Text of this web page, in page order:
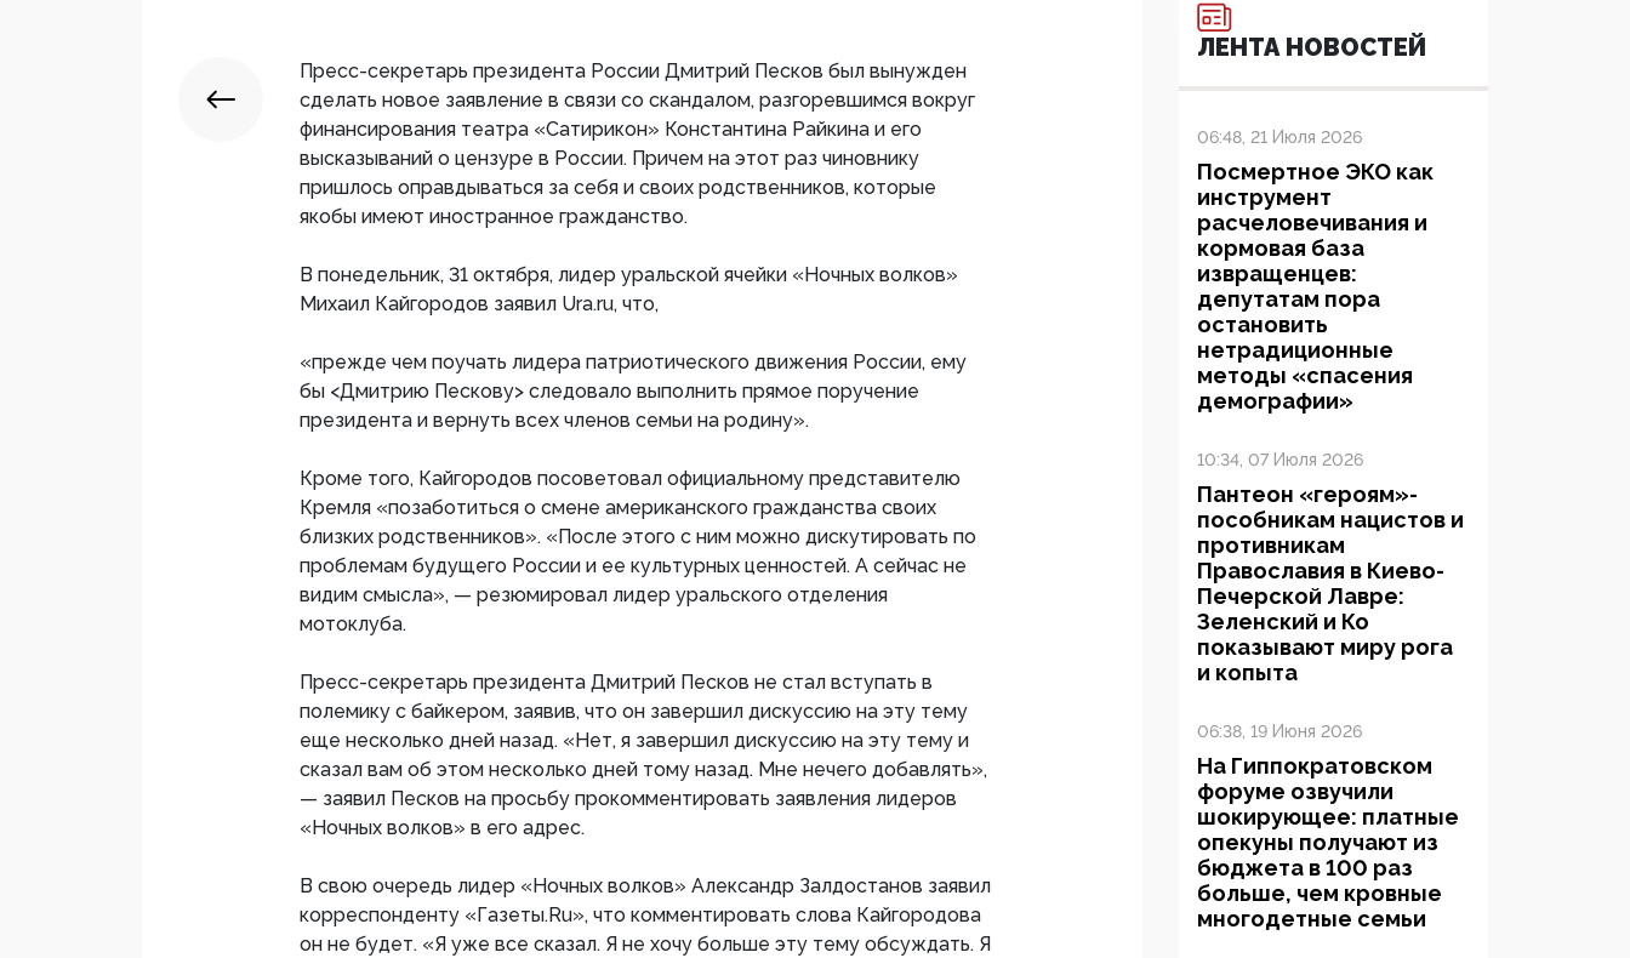
Пресс-секретарь президента России Дмитрий Песков был вынужден
сделать новое заявление в связи со скандалом, разгоревшимся вокруг
финансирования театра «Сатирикон» Константина Райкина и его
высказываний о цензуре в России. Причем на этот раз чиновнику
пришлось оправдываться за себя и своих родственников, которые
якобы имеют иностранное гражданство.
В понедельник, 31 октября, лидер уральской ячейки «Ночных волков»
Михаил Кайгородов заявил Ura.ru, что,
«прежде чем поучать лидера патриотического движения России, ему
бы <Дмитрию Пескову> следовало выполнить прямое поручение
президента и вернуть всех членов семьи на родину».
Кроме того, Кайгородов посоветовал официальному представителю
Кремля «позаботиться о смене американского гражданства своих
близких родственников». «После этого с ним можно дискутировать по
проблемам будущего России и ее культурных ценностей. А сейчас не
видим смысла», — резюмировал лидер уральского отделения
мотоклуба.
Пресс-секретарь президента Дмитрий Песков не стал вступать в
полемику с байкером, заявив, что он завершил дискуссию на эту тему
еще несколько дней назад. «Нет, я завершил дискуссию на эту тему и
сказал вам об этом несколько дней тому назад. Мне нечего добавлять»,
— заявил Песков на просьбу прокомментировать заявления лидеров
«Ночных волков» в его адрес.
В свою очередь лидер «Ночных волков» Александр Залдостанов заявил
корреспонденту «Газеты.Ru», что комментировать слова Кайгородова
он не будет. «Я уже все сказал. Я не хочу больше эту тему обсуждать. Я
ЛЕНТА НОВОСТЕЙ
06:48, 21 Июля 2026
Посмертное ЭКО как
инструмент
расчеловечивания и
кормовая база
извращенцев:
депутатам пора
остановить
нетрадиционные
методы «спасения
демографии»
10:34, 07 Июля 2026
Пантеон «героям»-
пособникам нацистов и
противникам
Православия в Киево-
Печерской Лавре:
Зеленский и Ко
показывают миру рога
и копыта
06:38, 19 Июня 2026
На Гиппократовском
форуме озвучили
шокирующее: платные
опекуны получают из
бюджета в 100 раз
больше, чем кровные
многодетные семьи